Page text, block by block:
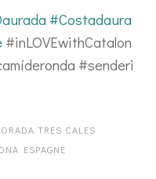
#Costadaura
#inLOVEwithCatalon
#senderi
TRES CALES
ESPAGNE